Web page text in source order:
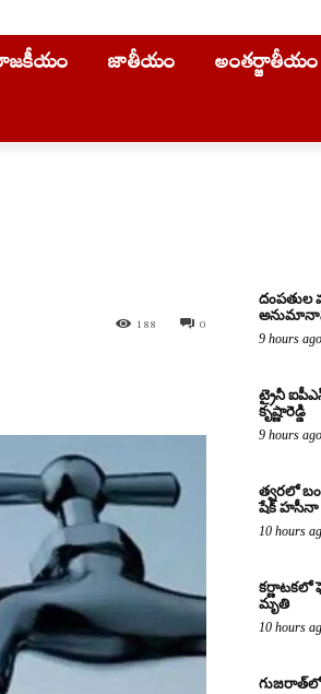
జాతీయం అంతర్జాతీయం
0
188
దంపతుల
9 hours ago
ట్రైనీ
కృష్ణారెడ్డి
9 hours ago
త్వరలో
షేక్ హసీనా
10 hours
కర్ణాటకలో
మృతి
10 hours
గుజరాత్‌లో